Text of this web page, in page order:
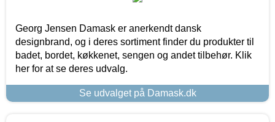
Georg Jensen Damask er anerkendt dansk
designbrand, og i deres sortiment finder du produkter til
badet, bordet, køkkenet, sengen og andet tilbehør. Klik
her for at se deres udvalg.
Se udvalget på Damask.dk